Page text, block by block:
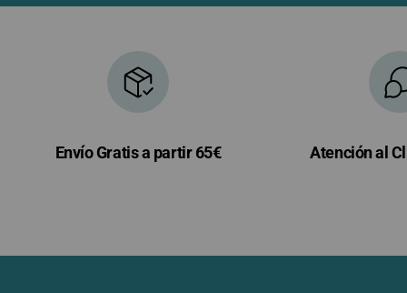
Envío Gratis a partir 65€ Atención al